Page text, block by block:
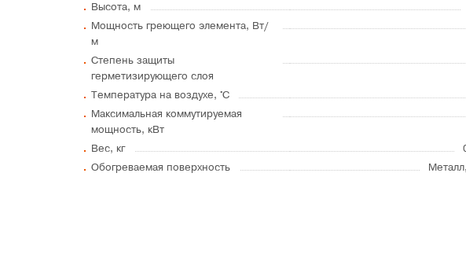
Высота, м
Мощность греющего элемента, Вт/
м
Степень защиты
герметизирующего слоя
Температура на воздухе, °C
Максимальная коммутируемая
мощность, кВт
Вес, кг
Обогреваемая поверхность